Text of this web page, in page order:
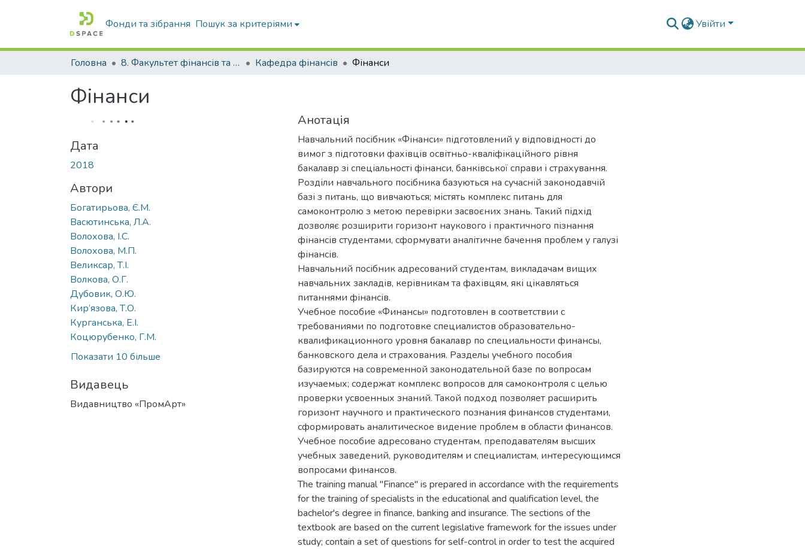
Фонди та зібрання Пошук за критеріями Увійти
Головна 8. Факультет фінансів та банківської справи Кафедра фінансів Фінанси
Фінанси
Дата
2018
Автори
Богатирьова, Є.М.
Васютинська, Л.А.
Волохова, І.С.
Волохова, М.П.
Великсар, Т.І.
Волкова, О.Г.
Дубовик, О.Ю.
Кир’язова, Т.О.
Курганська, Е.І.
Коцюрубенко, Г.М.
Показати 10 більше
Видавець
Видавництво «ПромАрт»
Анотація
Навчальний посібник «Фінанси» підготовлений у відповідності до
вимог з підготовки фахівців освітньо-кваліфікаційного рівня
бакалавр зі спеціальності фінанси, банківської справи і страхування.
Розділи навчального посібника базуються на сучасній законодавчій
базі з питань, що вивчаються; містять комплекс питань для
самоконтролю з метою перевірки засвоєних знань. Такий підхід
дозволяє розширити горизонт наукового і практичного пізнання
фінансів студентами, сформувати аналітичне бачення проблем у галузі
фінансів.
Навчальний посібник адресований студентам, викладачам вищих
навчальних закладів, керівникам та фахівцям, які цікавляться
питаннями фінансів.
Учебное пособие «Финансы» подготовлен в соответствии с
требованиями по подготовке специалистов образовательно-
квалификационного уровня бакалавр по специальности финансы,
банковского дела и страхования. Разделы учебного пособия
базируются на современной законодательной базе по вопросам
изучаемых; содержат комплекс вопросов для самоконтроля с целью
проверки усвоенных знаний. Такой подход позволяет расширить
горизонт научного и практического познания финансов студентами,
сформировать аналитическое видение проблем в области финансов.
Учебное пособие адресовано студентам, преподавателям высших
учебных заведений, руководителям и специалистам, интересующимся
вопросами финансов.
The training manual "Finance" is prepared in accordance with the requirements
for the training of specialists in the educational and qualification level, the
bachelor's degree in finance, banking and insurance. The sections of the
textbook are based on the current legislative framework for the issues under
study; contain a set of questions for self-control in order to test the acquired